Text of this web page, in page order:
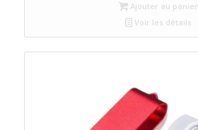
Ajouter au panier
Voir les détails